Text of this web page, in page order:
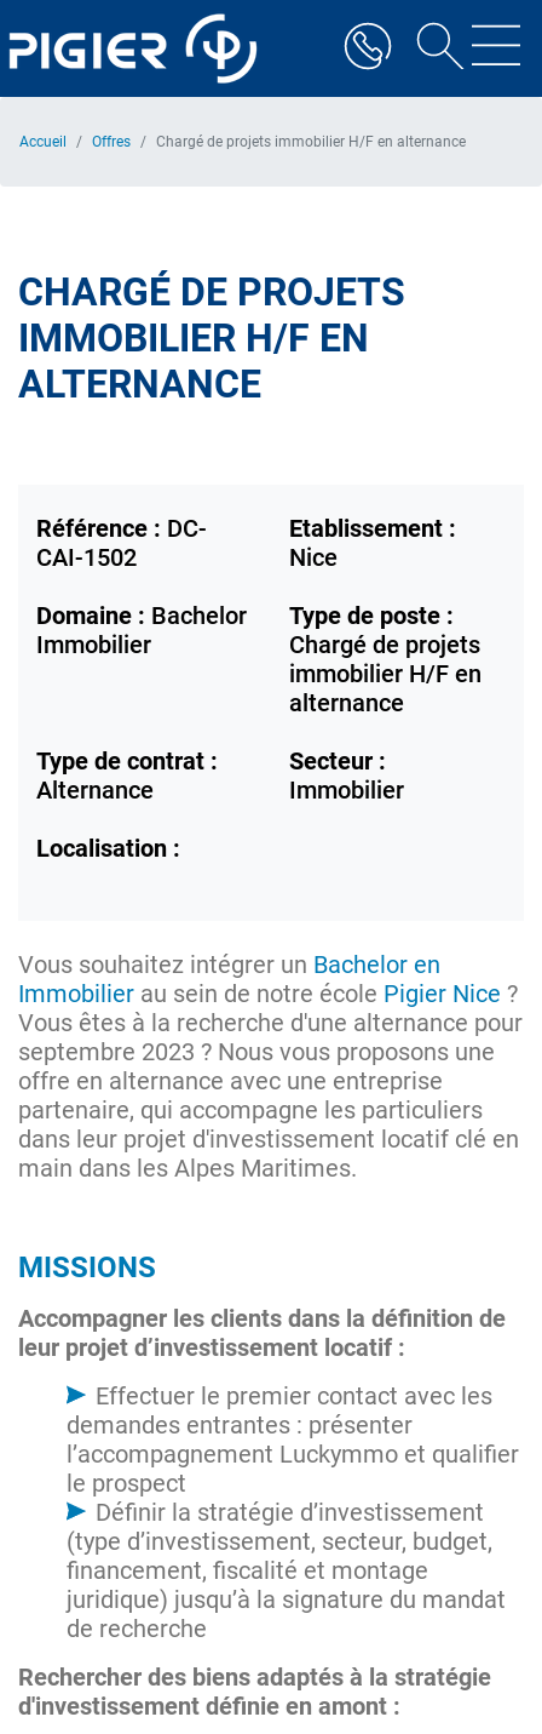
au
contenu
Accueil Offres Chargé de projets immobilier H/F en alternance
CHARGÉ DE PROJETS
IMMOBILIER H/F EN
ALTERNANCE
Référence : DC-
CAI-1502
Etablissement :
Nice
Domaine : Bachelor
Immobilier
Type de poste :
Chargé de projets
immobilier H/F en
alternance
Type de contrat :
Alternance
Secteur :
Immobilier
Localisation :
Vous souhaitez intégrer un Bachelor en
Immobilier au sein de notre école Pigier Nice ?
Vous êtes à la recherche d'une alternance pour
septembre 2023 ? Nous vous proposons une
offre en alternance avec une entreprise
partenaire, qui accompagne les particuliers
dans leur projet d'investissement locatif clé en
main dans les Alpes Maritimes.
MISSIONS
Accompagner les clients dans la définition de
leur projet d’investissement locatif :
Effectuer le premier contact avec les
demandes entrantes : présenter
l’accompagnement Luckymmo et qualifier
le prospect
Définir la stratégie d’investissement
(type d’investissement, secteur, budget,
financement, fiscalité et montage
juridique) jusqu’à la signature du mandat
de recherche
Rechercher des biens adaptés à la stratégie
d'investissement définie en amont :